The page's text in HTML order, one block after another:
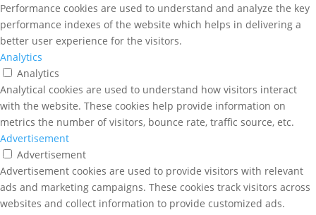
Performance cookies are used to understand and analyze the key
performance indexes of the website which helps in delivering a
better user experience for the visitors.
Analytics
Analytics
Analytical cookies are used to understand how visitors interact
with the website. These cookies help provide information on
metrics the number of visitors, bounce rate, traffic source, etc.
Advertisement
Advertisement
Advertisement cookies are used to provide visitors with relevant
ads and marketing campaigns. These cookies track visitors across
websites and collect information to provide customized ads.